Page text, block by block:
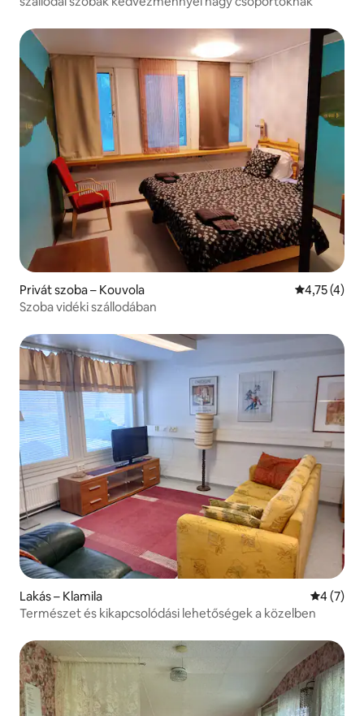
Privát szoba – Kouvola Átlagos
4,75 (4)
Szoba vidéki szállodában
Lakás – Klamila Átlagos
4 (7)
Természet és kikapcsolódási lehetőségek a közelben